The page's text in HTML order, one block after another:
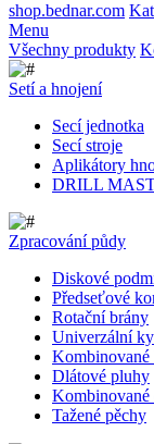
shop.bednar.com
Menu
Všechny produkty
Setí a hnojení
Secí jednotka
Secí stroje
Aplikátory
DRILL
Zpracování půdy
Diskové
Předseťové
Rotační brány
Univerzální
Kombinované
Dlátové pluhy
Tažené pěchy